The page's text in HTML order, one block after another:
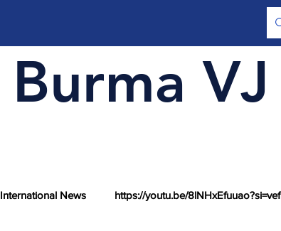
Burma VJ
International News https://youtu.be/8lNHxEfuuao?si=vef